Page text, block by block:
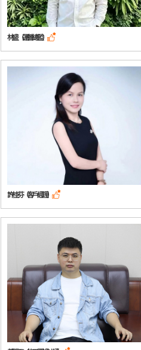
林盛（運營總監） 
許桂芬（客戶經理） 